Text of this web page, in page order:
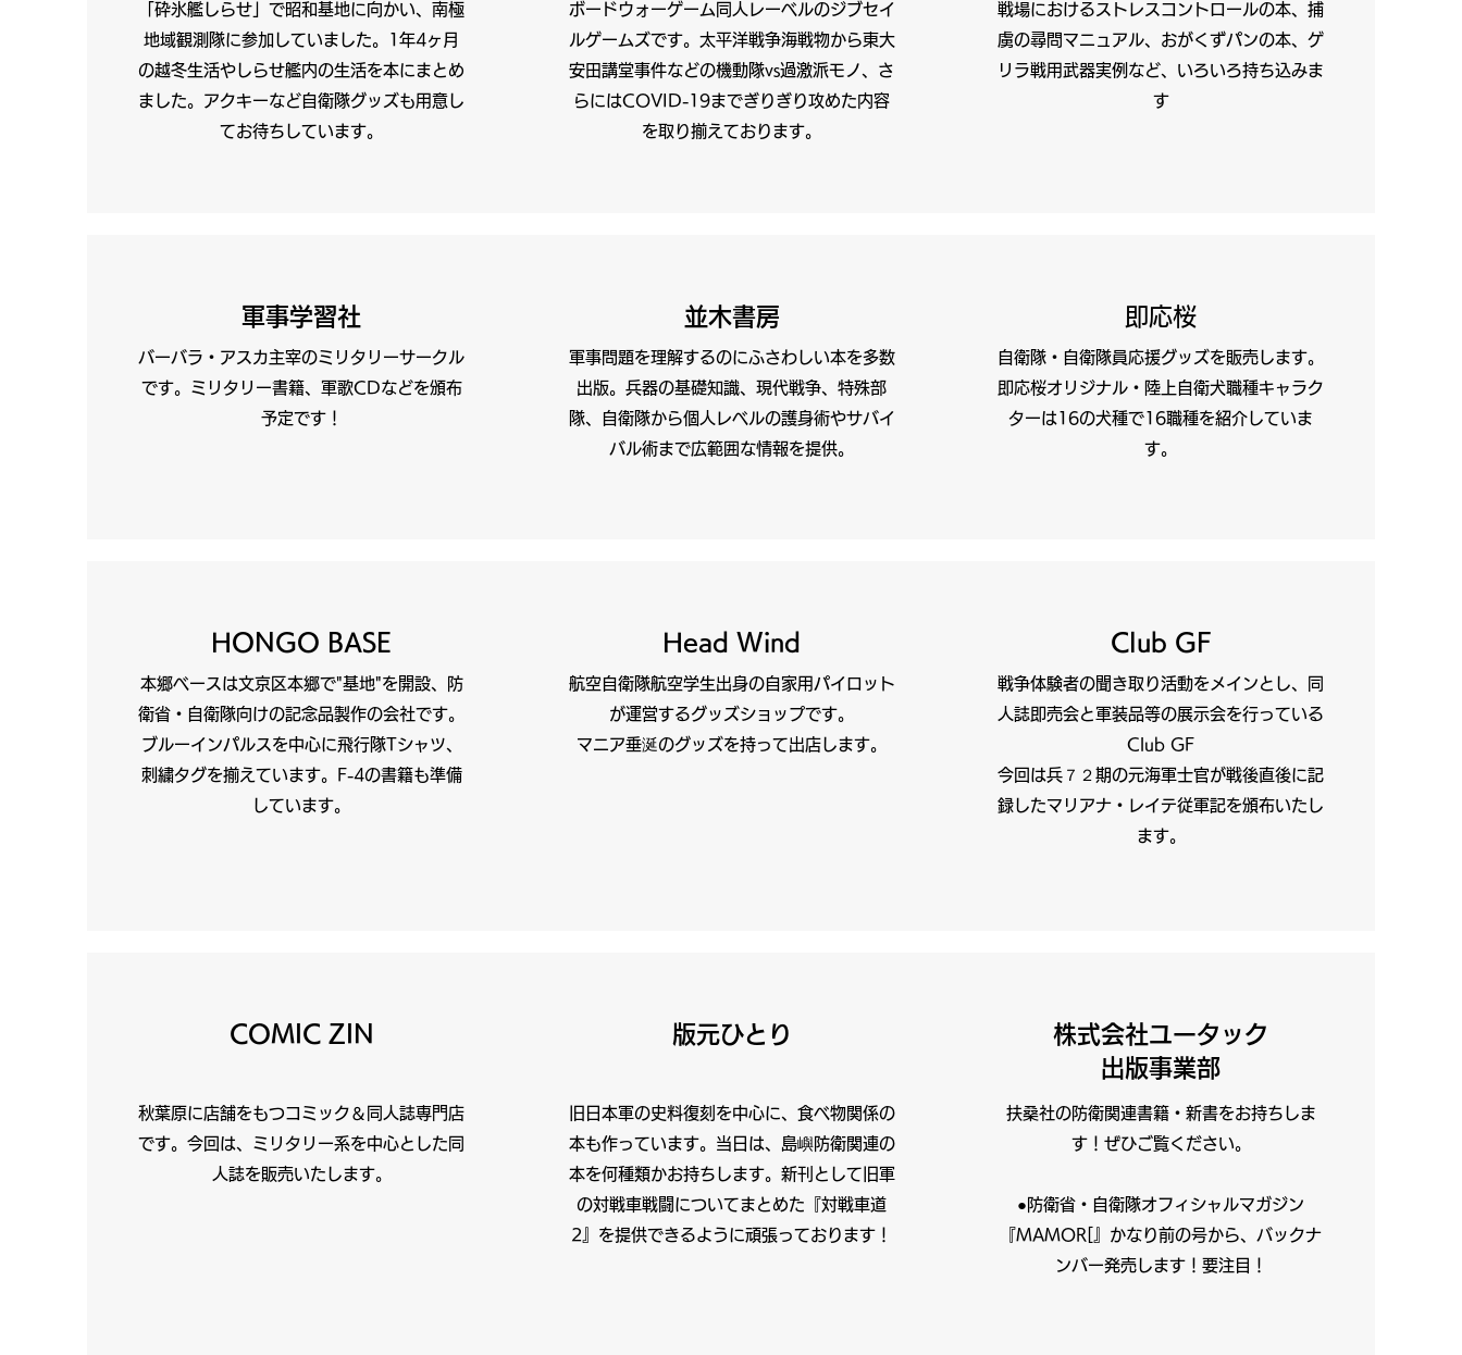
「砕氷艦しらせ」で昭和基地に向かい、南極
地域観測隊に参加していました。1年4ヶ月
の越冬生活やしらせ艦内の生活を本にまとめ
ました。アクキーなど自衛隊グッズも用意し
てお待ちしています。
ボードウォーゲーム同人レーベルのジブセイ
ルゲームズです。太平洋戦争海戦物から東大
安田講堂事件などの機動隊vs過激派モノ、さ
らにはCOVID-19までぎりぎり攻めた内容
を取り揃えております。
戦場におけるストレスコントロールの本、捕
虜の尋問マニュアル、おがくずパンの本、ゲ
リラ戦用武器実例など、いろいろ持ち込みま
す
軍事学習社
バーバラ・アスカ主宰のミリタリーサークル
です。ミリタリー書籍、軍歌CDなどを頒布
予定です！
並木書房
軍事問題を理解するのにふさわしい本を多数
出版。兵器の基礎知識、現代戦争、特殊部
隊、自衛隊から個人レベルの護身術やサバイ
バル術まで広範囲な情報を提供。
​即応桜
自衛隊・自衛隊員応援グッズを販売します。
即応桜オリジナル・陸上自衛犬職種キャラク
ターは16の犬種で16職種を紹介していま
す。
HONGO BASE
本郷ベースは文京区本郷で"基地"を開設、防
衛省・自衛隊向けの記念品製作の会社です。
ブルーインパルスを中心に飛行隊Tシャツ、
刺繍タグを揃えています。F-4の書籍も準備
しています。
Head Wind
航空自衛隊航空学生出身の自家用パイロット
が運営するグッズショップです。
マニア垂涎のグッズを持って出店します。
Club GF
戦争体験者の聞き取り活動をメインとし、同
人誌即売会と軍装品等の展示会を行っている
Club GF
今回は兵７２期の元海軍士官が戦後直後に記
録したマリアナ・レイテ従軍記を頒布いたし
ます。
COMIC ZIN
​​秋葉原に店舗をもつコミック＆同人誌専門店
です。今回は、ミリタリー系を中心とした同
人誌を販売いたします。
​版元ひとり
​旧日本軍の史料復刻を中心に、食べ物関係の
本も作っています。当日は、島嶼防衛関連の
本を何種類かお持ちします。新刊として旧軍
の対戦車戦闘についてまとめた『対戦車道
2』を提供できるように頑張っております！
株式会社ユータック
出版事業部
扶桑社の防衛関連書籍・新書をお持ちしま
す！ぜひご覧ください。
​●防衛省・自衛隊オフィシャルマガジン
『MAMOR[』かなり前の号から、バックナ
ンバー発売します！要注目！